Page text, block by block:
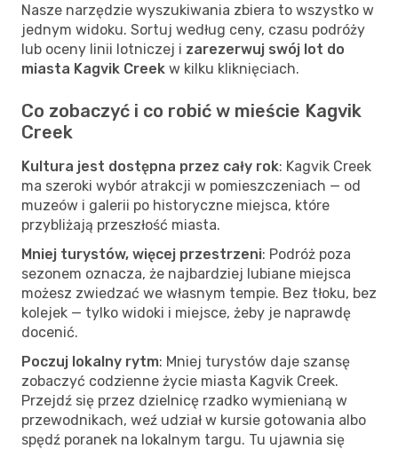
Nasze narzędzie wyszukiwania zbiera to wszystko w
jednym widoku. Sortuj według ceny, czasu podróży
lub oceny linii lotniczej i zarezerwuj swój lot do
miasta Kagvik Creek w kilku kliknięciach.
Co zobaczyć i co robić w mieście Kagvik
Creek
Kultura jest dostępna przez cały rok: Kagvik Creek
ma szeroki wybór atrakcji w pomieszczeniach — od
muzeów i galerii po historyczne miejsca, które
przybliżają przeszłość miasta.
Mniej turystów, więcej przestrzeni: Podróż poza
sezonem oznacza, że najbardziej lubiane miejsca
możesz zwiedzać we własnym tempie. Bez tłoku, bez
kolejek — tylko widoki i miejsce, żeby je naprawdę
docenić.
Poczuj lokalny rytm: Mniej turystów daje szansę
zobaczyć codzienne życie miasta Kagvik Creek.
Przejdź się przez dzielnicę rzadko wymienianą w
przewodnikach, weź udział w kursie gotowania albo
spędź poranek na lokalnym targu. Tu ujawnia się